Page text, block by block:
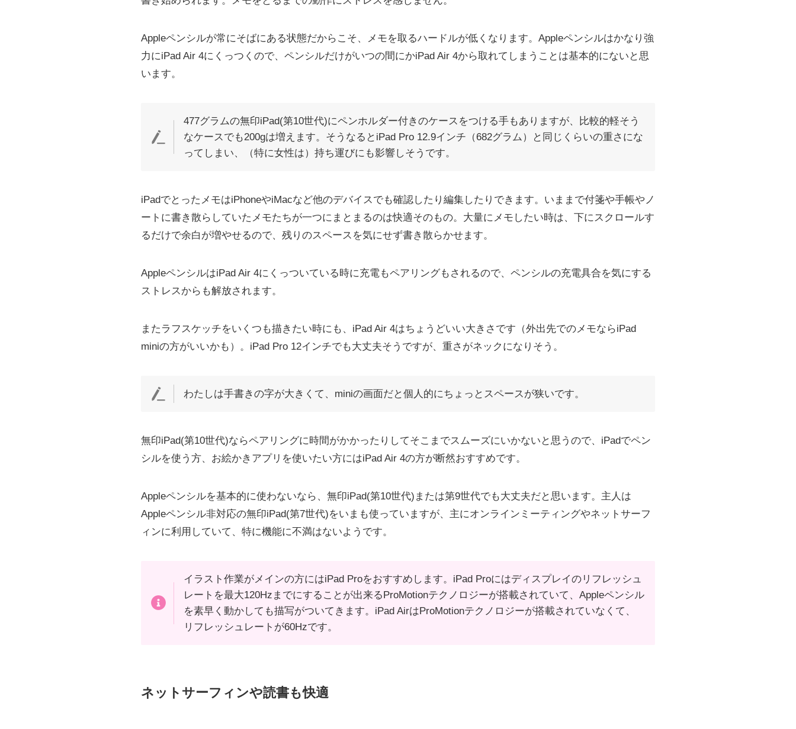
Appleペンシルが常にそばにある状態だからこそ、メモを取るハードルが低くなります。Appleペンシルはかなり強
力にiPad Air 4にくっつくので、ペンシルだけがいつの間にかiPad Air 4から取れてしまうことは基本的にないと思
います。
477グラムの無印iPad(第10世代)にペンホルダー付きのケースをつける手もありますが、比較的軽そう
なケースでも200gは増えます。そうなるとiPad Pro 12.9インチ（682グラム）と同じくらいの重さにな
ってしまい、（特に女性は）持ち運びにも影響しそうです。
iPadでとったメモはiPhoneやiMacなど他のデバイスでも確認したり編集したりできます。いままで付箋や手帳やノ
ートに書き散らしていたメモたちが一つにまとまるのは快適そのもの。大量にメモしたい時は、下にスクロールす
るだけで余白が増やせるので、残りのスペースを気にせず書き散らかせます。
AppleペンシルはiPad Air 4にくっついている時に充電もペアリングもされるので、ペンシルの充電具合を気にする
ストレスからも解放されます。
またラフスケッチをいくつも描きたい時にも、iPad Air 4はちょうどいい大きさです（外出先でのメモならiPad
miniの方がいいかも）。iPad Pro 12インチでも大丈夫そうですが、重さがネックになりそう。
わたしは手書きの字が大きくて、miniの画面だと個人的にちょっとスペースが狭いです。
無印iPad(第10世代)ならペアリングに時間がかかったりしてそこまでスムーズにいかないと思うので、iPadでペン
シルを使う方、お絵かきアプリを使いたい方にはiPad Air 4の方が断然おすすめです。
Appleペンシルを基本的に使わないなら、無印iPad(第10世代)または第9世代でも大丈夫だと思います。主人は
Appleペンシル非対応の無印iPad(第7世代)をいまも使っていますが、主にオンラインミーティングやネットサーフ
ィンに利用していて、特に機能に不満はないようです。
イラスト作業がメインの方にはiPad Proをおすすめします。iPad Proにはディスプレイのリフレッシュ
レートを最大120Hzまでにすることが出来るProMotionテクノロジーが搭載されていて、Appleペンシル
を素早く動かしても描写がついてきます。iPad AirはProMotionテクノロジーが搭載されていなくて、
リフレッシュレートが60Hzです。
ネットサーフィンや読書も快適